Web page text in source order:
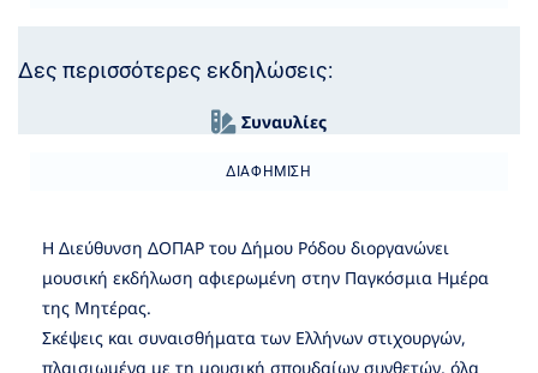
Δες περισσότερες εκδηλώσεις:
Συναυλίες
ΔΙΑΦΉΜΙΣΗ
Η Διεύθυνση ΔΟΠΑΡ του Δήμου Ρόδου διοργανώνει
μουσική εκδήλωση αφιερωμένη στην Παγκόσμια Ημέρα
της Μητέρας.
Σκέψεις και συναισθήματα των Ελλήνων στιχουργών,
πλαισιωμένα με τη μουσική σπουδαίων συνθετών, όλα